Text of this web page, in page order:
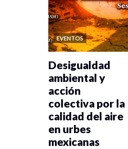
EVENTOS
Desigualdad
ambiental y
acción
colectiva por la
calidad del aire
en urbes
mexicanas